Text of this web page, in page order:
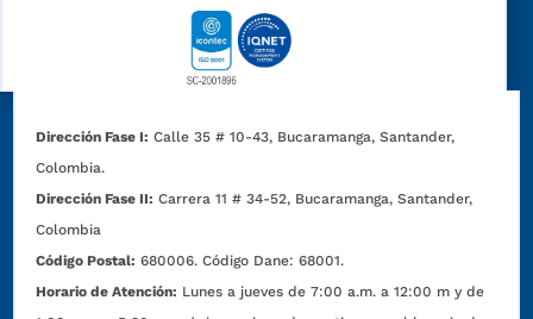
Dirección Fase I: Calle 35 # 10-43, Bucaramanga, Santander,
Colombia.
Dirección Fase II: Carrera 11 # 34-52, Bucaramanga, Santander,
Colombia
Código Postal: 680006. Código Dane: 68001.
Horario de Atención: Lunes a jueves de 7:00 a.m. a 12:00 m y de